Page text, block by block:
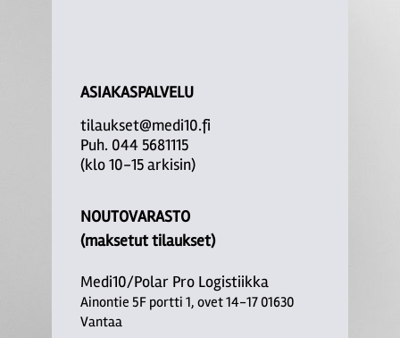
ASIAKASPALVELU
tilaukset@medi10.fi
Puh. 044 5681115
(klo 10-15 arkisin)
NOUTOVARASTO
(maksetut tilaukset)
Medi10/Polar Pro Logistiikka
Ainontie 5F portti 1, ovet 14-17 01630
Vantaa